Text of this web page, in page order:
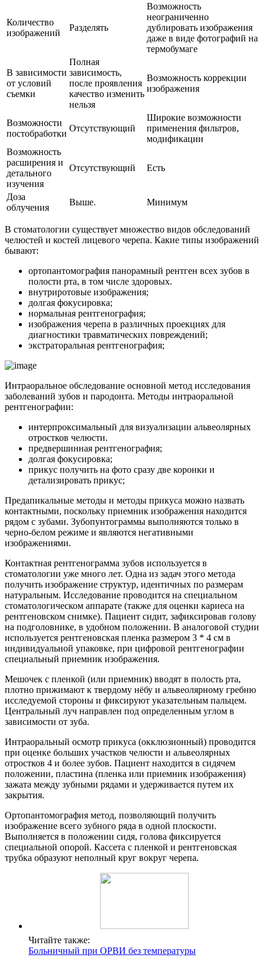
Количество
изображений
Разделять
Возможность
неограниченно
дублировать изображения
даже в виде фотографий на
термобумаге
В зависимости
от условий
съемки
Полная
зависимость,
после проявления
качество изменить
нельзя
Возможность коррекции
изображения
Возможности
постобработки
Отсутствующий
Широкие возможности
применения фильтров,
модификации
Возможность
расширения и
детального
изучения
Отсутствующий Есть
Доза
облучения
Выше. Минимум
В стоматологии существует множество видов обследований
челюстей и костей лицевого черепа. Какие типы изображений
бывают:
ортопантомография панорамный рентген всех зубов в
полости рта, в том числе здоровых.
внутриротовые изображения;
долгая фокусировка;
нормальная рентгенография;
изображения черепа в различных проекциях для
диагностики травматических повреждений;
экстраторальная рентгенография;
Интраоральное обследование основной метод исследования
заболеваний зубов и пародонта. Методы интраоральной
рентгенографии:
интерпроксимальный для визуализации альвеолярных
отростков челюсти.
предвершинная рентгенография;
долгая фокусировка;
прикус получить на фото сразу две коронки и
детализировать прикус;
Предапикальные методы и методы прикуса можно назвать
контактными, поскольку приемник изображения находится
рядом с зубами. Зубопунтограммы выполняются только в
черно-белом режиме и являются негативными
изображениями.
Контактная рентгенограмма зубов используется в
стоматологии уже много лет. Одна из задач этого метода
получить изображение структур, идентичных по размерам
натуральным. Исследование проводится на специальном
стоматологическом аппарате (также для оценки кариеса на
рентгеновском снимке). Пациент сидит, зафиксировав голову
на подголовнике, в удобном положении. В аналоговой студии
используется рентгеновская пленка размером 3 * 4 см в
индивидуальной упаковке, при цифровой рентгенографии
специальный приемник изображения.
Мешочек с пленкой (или приемник) вводят в полость рта,
плотно прижимают к твердому нёбу и альвеолярному гребню
исследуемой стороны и фиксируют указательным пальцем.
Центральный луч направлен под определенным углом в
зависимости от зуба.
Интраоральный осмотр прикуса (окклюзионный) проводится
при оценке больших участков челюсти и альвеолярных
отростков 4 и более зубов. Пациент находится в сидячем
положении, пластина (пленка или приемник изображения)
зажата между зубными рядами и удерживается путем их
закрытия.
Ортопантомография метод, позволяющий получить
изображение всего зубного ряда в одной плоскости.
Выполняется в положении сидя, голова фиксируется
специальной опорой. Кассета с пленкой и рентгеновская
трубка образуют неполный круг вокруг черепа.
Читайте также:
Больничный при ОРВИ без температуры